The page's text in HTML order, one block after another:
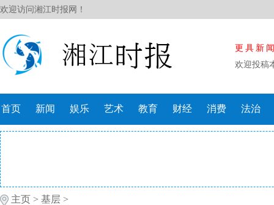
欢迎访问湘江时报网！
更具新
欢迎投稿
首页 新闻 娱乐 艺术 教育 财经 消费 法治
主页 > 基层 >